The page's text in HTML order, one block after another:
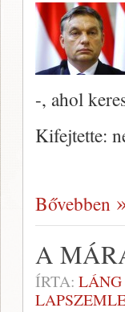
-, ahol
Kifejtette:
Bővebben
A
ÍRTA: LÁNG